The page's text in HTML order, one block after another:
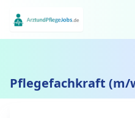
Pflegefachkraft (m/